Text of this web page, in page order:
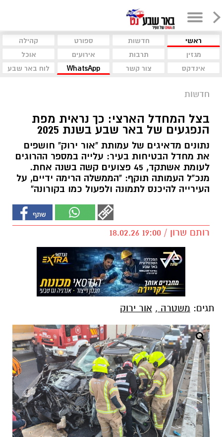
ראשי חדשות ספורט
קהילה
מגזין
תרבות אירועים
אוכל
אינדקס
צור קשר WhatsApp לוח באר שבע
חדשות
בצל המחדל הארצי: כך נראית מפת
הנפגעים של באר שבע בשנת 2025
נתונים מדאיגים של עמותת "אור ירוק" חושפים
את מחדל הבטיחות בעיר: עלייה במספר ההרוגים
לעומת אשתקד, 45 פצועים קשה בשנה אחת.
מנכ"ל העמותה תוקף: "הממשלה הרימה ידיים, על
העירייה להיכנס לתמונה ולפעול כמו בקורונה"
רותם שרון / 19:00 18.02.26
תגים: משטרה , אור ירוק